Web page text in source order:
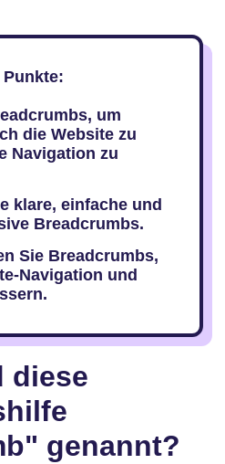
um
die Website zu
Navigation zu
klare, einfache und
Breadcrumbs.
Sie Breadcrumbs,
Navigation und
diese
genannt?